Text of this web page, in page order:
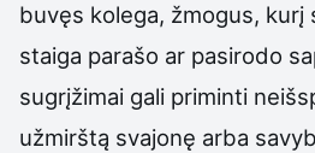
buvęs kolega, žmogus, kurį
staiga parašo ar pasirodo
sugrįžimai gali priminti
užmirštą svajonę arba